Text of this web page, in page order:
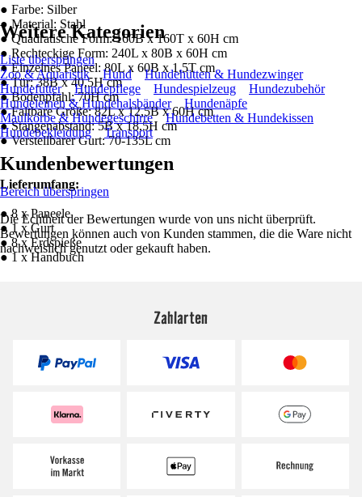
● Farbe: Silber
● Material: Stahl
● Quadratische Form: 160B x 160T x 60H cm
● Rechteckige Form: 240L x 80B x 60H cm
● Einzelnes Paneel: 80L x 60B x 1,5T cm
● Tür: 38B x 40,5H cm
● Bodenpfahl: 70H cm
● Faltbare Größe: 82L x 12,5B x 60H cm
● Stangenabstand: 5B x 18,5H cm
● Verstellbarer Gurt: 70-135L cm
Lieferumfang:
● 8 x Paneele
● 1 x Gurt
● 8 x Erdspieße
● 1 x Handbuch
Weitere Kategorien
Liste überspringen
Zoo & Aquaristik
Hund
Hundehütten & Hundezwinger
Hundefutter
Hundepflege Hundespielzeug
Hundezubehör
Hundeleinen & Hundehalsbänder
Hundenäpfe
Maulkörbe & Hundegeschirre
Hundebetten & Hundekissen
Hundebekleidung
Transport
Kundenbewertungen
Bereich überspringen
Die Echtheit der Bewertungen wurde von uns nicht überprüft.
Bewertungen können auch von Kunden stammen, die die Ware nicht
nachweislich genutzt oder gekauft haben.
Zahlarten